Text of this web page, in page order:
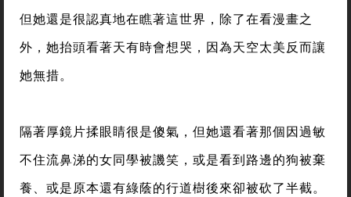
但她還是很認真地在瞧著這世界，除了在看漫畫之
外，她抬頭看著天有時會想哭，因為天空太美反而讓
她無措。
隔著厚鏡片揉眼睛很是傻氣，但她還看著那個因過敏
不住流鼻涕的女同學被譏笑，或是看到路邊的狗被棄
養、或是原本還有綠蔭的行道樹後來卻被砍了半截。